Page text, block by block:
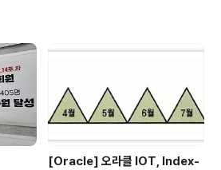
연수 데이터베이스 강의
코아 광고 영상 촬영 (7
면접 심사 (7월)- 신한투
터베이스 강의 (7월 ~ 8
..
[Oracle] 오라클 IOT, Index-